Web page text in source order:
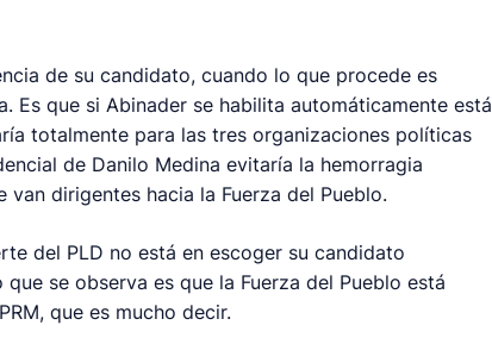
de su candidato, cuando lo que procede es
Es que si Abinader se habilita automáticamente está
totalmente para las tres organizaciones políticas
de Danilo Medina evitaría la hemorragia
dirigentes hacia la Fuerza del Pueblo.
del PLD no está en escoger su candidato
se observa es que la Fuerza del Pueblo está
que es mucho decir.